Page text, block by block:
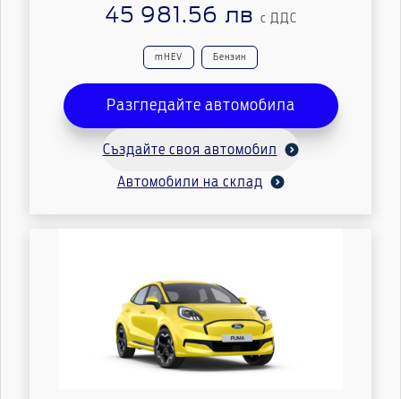
45 981.56 лв
с ДДС
mHEV Бензин
Разгледайте автомобила
Създайте своя автомобил
Автомобили на склад